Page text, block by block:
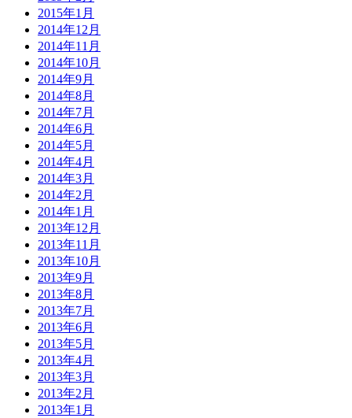
2015年1月
2014年12月
2014年11月
2014年10月
2014年9月
2014年8月
2014年7月
2014年6月
2014年5月
2014年4月
2014年3月
2014年2月
2014年1月
2013年12月
2013年11月
2013年10月
2013年9月
2013年8月
2013年7月
2013年6月
2013年5月
2013年4月
2013年3月
2013年2月
2013年1月